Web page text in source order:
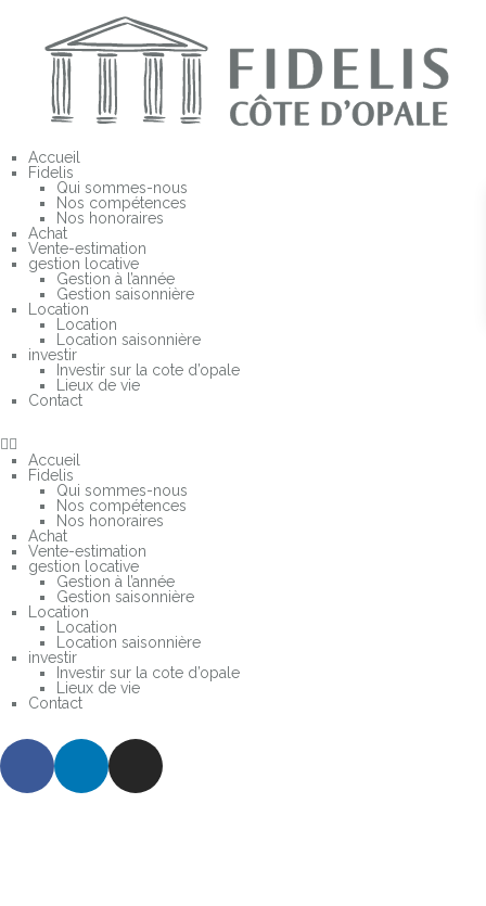
Accueil
Fidelis
Qui sommes-nous
Nos compétences
Nos honoraires
Achat
Vente-estimation
gestion locative
Gestion à l’année
Gestion saisonnière
Location
Location
Location saisonnière
investir
Investir sur la cote d’opale
Lieux de vie
Contact
Accueil
Fidelis
Qui sommes-nous
Nos compétences
Nos honoraires
Achat
Vente-estimation
gestion locative
Gestion à l’année
Gestion saisonnière
Location
Location
Location saisonnière
investir
Investir sur la cote d’opale
Lieux de vie
Contact